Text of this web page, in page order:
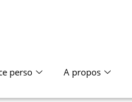
perso A propos